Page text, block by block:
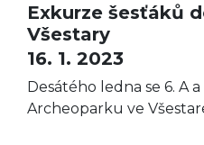
Exkurze šesťáků
Všestary
16. 1. 2023
Desátého ledna se 6. A
Archeoparku ve